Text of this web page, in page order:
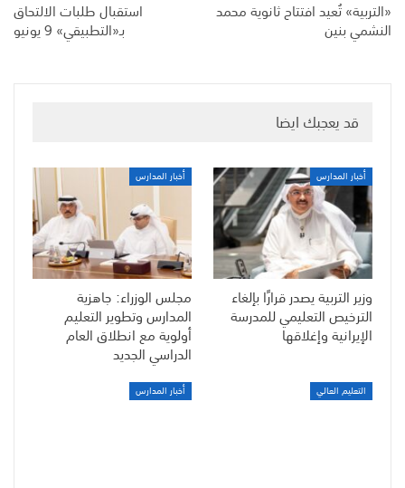
«التربية» تُعيد افتتاح ثانوية محمد
النشمي بنين
استقبال طلبات الالتحاق
بـ«التطبيقي» 9 يونيو
قد يعجبك ايضا
أخبار المدارس
وزير التربية يصدر قرارًا بإلغاء
الترخيص التعليمي للمدرسة
الإيرانية وإغلاقها
أخبار المدارس
مجلس الوزراء: جاهزية
المدارس وتطوير التعليم
أولوية مع انطلاق العام
الدراسي الجديد
التعليم العالي أخبار المدارس